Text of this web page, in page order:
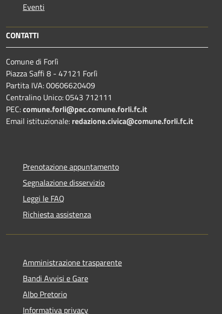
Eventi
CONTATTI
Comune di Forlì
Piazza Saffi 8 - 47121 Forlì
Partita IVA: 00606620409
Centralino Unico: 0543 712111
PEC:comune.forli@pec.comune.forli.fc.it
Email istituzionale: redazione.civica@comune.forli.fc.it
Prenotazione appuntamento
Segnalazione disservizio
Leggi le FAQ
Richiesta assistenza
Amministrazione trasparente
Bandi Avvisi e Gare
Albo Pretorio
Informativa privacy